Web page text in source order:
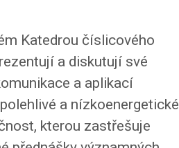
Katedrou číslicového
a diskutují své
a aplikací
a nízkoenergetické
kterou zastřešuje